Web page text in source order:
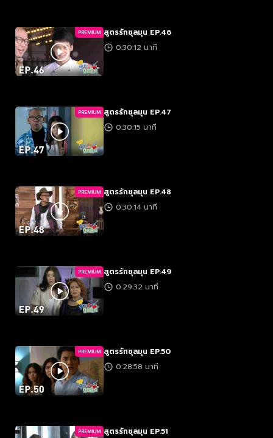
PREMIUM สูตรรักชุลมุน EP.46
0:30:12 นาที
PREMIUM สูตรรักชุลมุน EP.47
0:30:15 นาที
PREMIUM สูตรรักชุลมุน EP.48
0:30:14 นาที
PREMIUM สูตรรักชุลมุน EP.49
0:29:32 นาที
PREMIUM สูตรรักชุลมุน EP.50
0:28:58 นาที
PREMIUM สูตรรักชุลมุน EP.51